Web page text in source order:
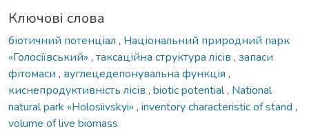
Ключові слова
біотичний потенціал , Національний природний парк
«Голосіївський» , таксаційна структура лісів , запаси
фітомаси , вуглецедепонувальна функція ,
киснепродуктивність лісів , biotic potential, National
natural park «Holosiivskyi» , inventory characteristic of stand ,
volume of live biomass